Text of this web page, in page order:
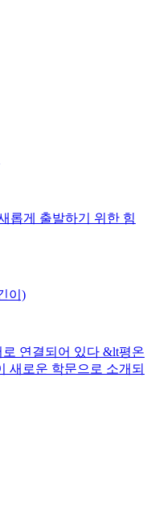
롭게 출발하기 위한 힘
이)
연결되어 있다 &lt평온
새로운 학문으로 소개되